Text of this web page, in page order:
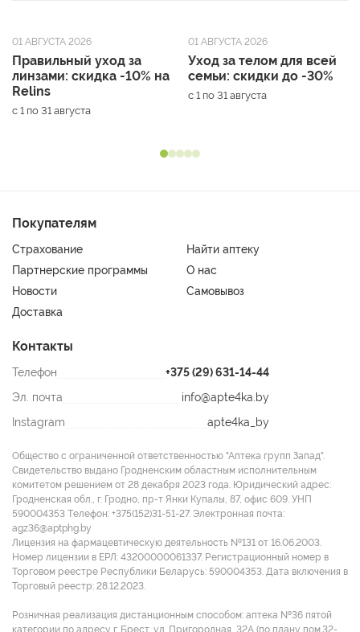
01 АВГУСТА 2026
Правильный уход за
линзами: скидка -10% на
Relins
с 1 по 31 августа
01 АВГУСТА 2026
Уход за телом для всей
семьи: скидки до -30%
с 1 по 31 августа
Покупателям
Страхование
Найти аптеку
Партнерские программы
О нас
Новости
Самовывоз
Доставка
Контакты
Телефон
+375 (29) 631-14-44
Эл. почта
info@apte4ka.by
Instagram
apte4ka_by
Общество с ограниченной ответственностью "Аптека групп Запад".
Свидетельство выдано Гродненским областным исполнительным
комитетом решением от 28 декабря 2023 года. Юридический адрес:
Гродненская обл., г. Гродно, пр-т Янки Купалы, 87, офис 609. УНП
590004353 Tелефон: +375(152)31-51-27. Электронная почта:
agz36@aptphg.by
Лицензия на фармацевтическую деятельность №131 от 16.06.2003.
Номер лицензии в ЕРЛ: 43200000061337. Регистрационный номер в
Торговом реестре Республики Беларусь: 590004353. Дата включения в
Торговый реестр: 28.12.2023.
Розничная реализация дистанционным способом: аптека №36 пятой
категории по адресу г. Брест, ул. Пригородная, 32А (по плану пом.32-